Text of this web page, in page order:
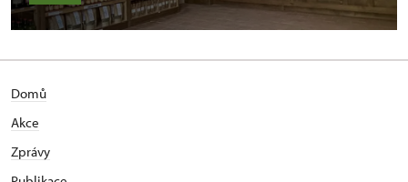
Domů
Akce
Zprávy